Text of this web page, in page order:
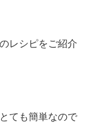
レシピをご紹介
ても簡単なので